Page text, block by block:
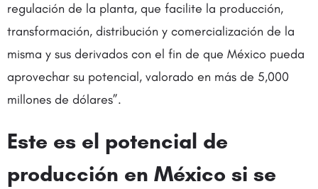
regulación de la planta, que facilite la producción,
transformación, distribución y comercialización de la
misma y sus derivados con el fin de que México pueda
aprovechar su potencial, valorado en más de 5,000
millones de dólares”.
Este es el potencial de
producción en México si se